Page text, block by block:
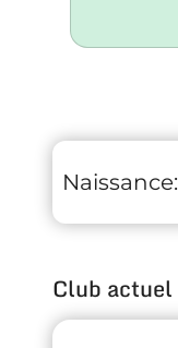
Naissance:
Club actuel